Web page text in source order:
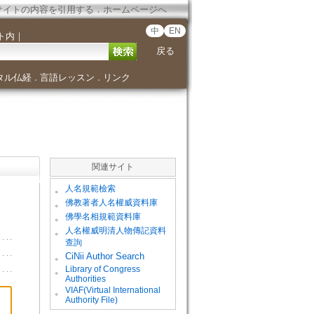
イトの内容を引用する．ホームページへ
内 ｜ 中 EN
戻る
ル仏経． 言語レッスン ． リンク
関連サイト
。 人名規範檢索
。 佛教著者人名權威資料庫
。 佛學名相規範資料庫
。
人名權威明清人物傳記資料
查詢
。
CiNii Author Search
。
Library of Congress
Authorities
。
VIAF(Virtual International
Authority File)